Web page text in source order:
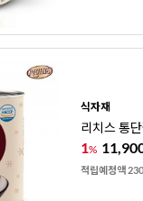
식자재
리치스 통
1%
적립예정액